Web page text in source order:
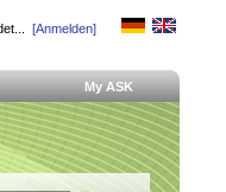
[Anmelden]
My ASK